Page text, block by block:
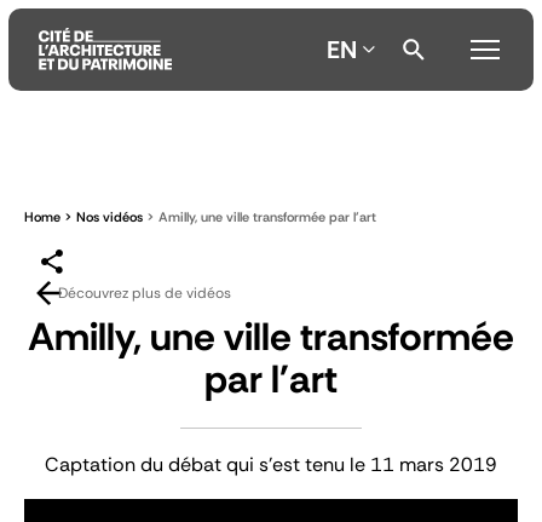
contenu
menu
EN
Home Nos vidéos Amilly, une ville transformée par l'art
Découvrez plus de vidéos
Amilly, une ville transformée
par l'art
Captation du débat qui s'est tenu le 11 mars 2019